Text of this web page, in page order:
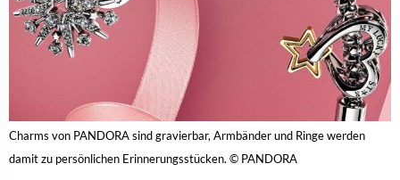
Charms von PANDORA sind gravierbar, Armbänder und Ringe werden
damit zu persönlichen Erinnerungsstücken. © PANDORA